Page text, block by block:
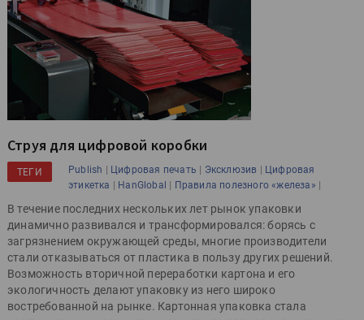
Струя для цифровой коробки
ТЕГИ Publish | Цифровая печать | Эксклюзив | Цифровая
этикетка | HanGlobal | Правила полезного «железа» |
В течение последних нескольких лет рынок упаковки
динамично развивался и трансформировался: борясь с
загрязнением окружающей среды, многие производители
стали отказываться от пластика в пользу других решений.
Возможность вторичной переработки картона и его
экологичность делают упаковку из него широко
востребованной на рынке. Картонная упаковка стала